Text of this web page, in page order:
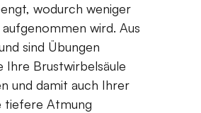
wodurch weniger
wird. Aus
sind Übungen
Ihre Brustwirbelsäule
und damit auch Ihrer
tiefere Atmung